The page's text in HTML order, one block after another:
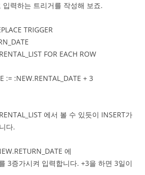
력하는 트리거를 작성해 보죠.
TRIGGER
FOR EACH ROW
:= :NEW.RENTAL_DATE + 3
에서 볼 수 있듯이 INSERT가
다.
에
3증가시켜 입력합니다. +3을 하면 3일이